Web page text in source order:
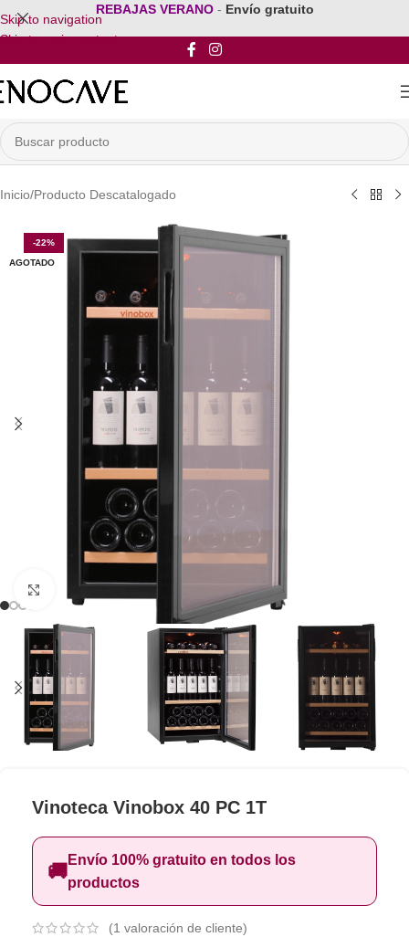
Skip to navigation
Skip to main content
REBAJAS VERANO - Envío gratuito
Inicio/Producto Descatalogado
-22%
AGOTADO
Clic para ampliar
Vinoteca Vinobox 40 PC 1T
🚚Envío 100% gratuito en todos los
productos
(1 valoración de cliente)